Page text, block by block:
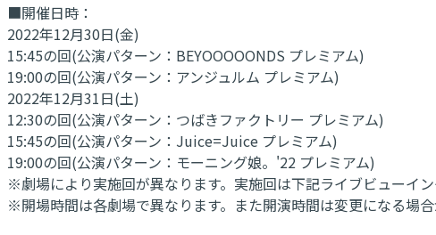
■開催日時：
2022年12月30日(金)
15:45の回(公演パターン：BEYOOOOONDS プレミアム)
19:00の回(公演パターン：アンジュルム プレミアム)
2022年12月31日(土)
12:30の回(公演パターン：つばきファクトリー プレミアム)
15:45の回(公演パターン：Juice=Juice プレミアム)
19:00の回(公演パターン：モーニング娘。'22 プレミアム)
※劇場により実施回が異なります。実施回は下記ライブビューイン
※開場時間は各劇場で異なります。また開演時間は変更になる場